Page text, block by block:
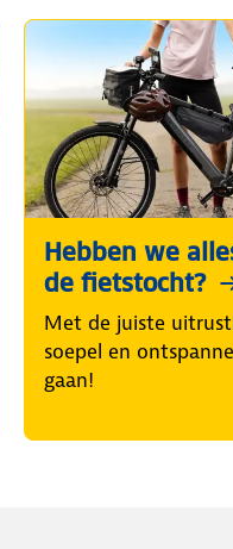
Hebben we
de fietstocht?
Met de juiste
soepel en
gaan!